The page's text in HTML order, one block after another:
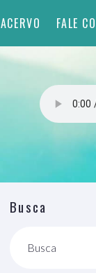
ACERVO FALE
Busca
Busca